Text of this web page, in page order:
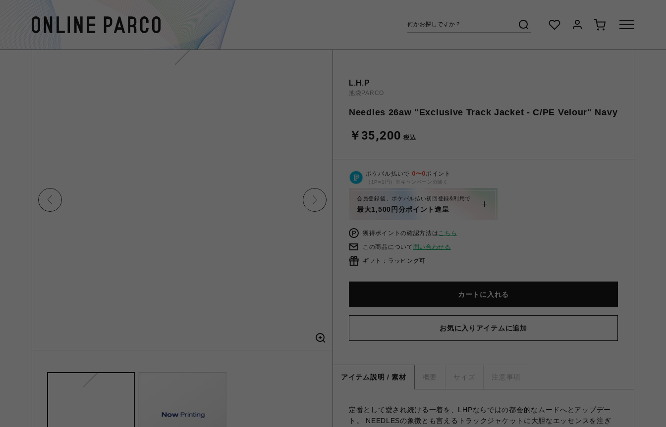
L.H.P
池袋PARCO
Needles 26aw "Exclusive Track Jacket - C/PE Velour" Navy
￥35,200 税込
ポケパル払いで 0〜0ポイント
（1P=1円）※キャンペーン分除く
会員登録後、ポケパル払い初回登録&利用で
最大1,500円分ポイント進呈
獲得ポイントの確認方法はこちら
この商品について 問い合わせる
ギフト：ラッピング可
カートに入れる
お気に入りアイテムに追加
アイテム説明 / 素材 概要 サイズ 注意事項
定番として愛され続ける一着を、LHPならではの都会的なムードへとアップデー
ト。 NEEDLESの象徴とも言えるトラックジャケットに大胆なエッセンスを注ぎ